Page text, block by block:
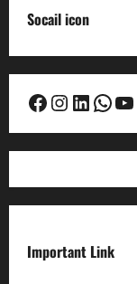
Socail icon
Facebook
Instagram
Important Link